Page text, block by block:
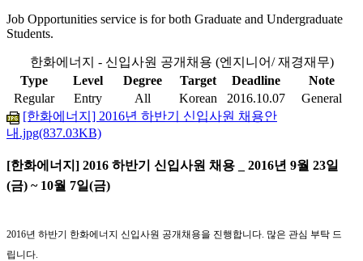
Job Opportunities service is for both Graduate and Undergraduate
Students.
한화에너지 - 신입사원 공개채용 (엔지니어/ 재경재무)
Type
Level Degree Target Deadline
Note
Regular
Entry All Korean 2016.10.07
General
[한화에너지] 2016년 하반기 신입사원 채용안
내.jpg(837.03KB)
[한화에너지] 2016 하반기 신입사원 채용 _ 2016년 9월 23일
(금) ~ 10월 7일(금)
2016년 하반기 한화에너지 신입사원 공개채용을 진행합니다. 많은 관심 부탁 드
립니다.